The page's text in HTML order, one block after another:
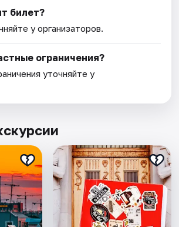
билет?
у организаторов.
ограничения?
уточняйте у